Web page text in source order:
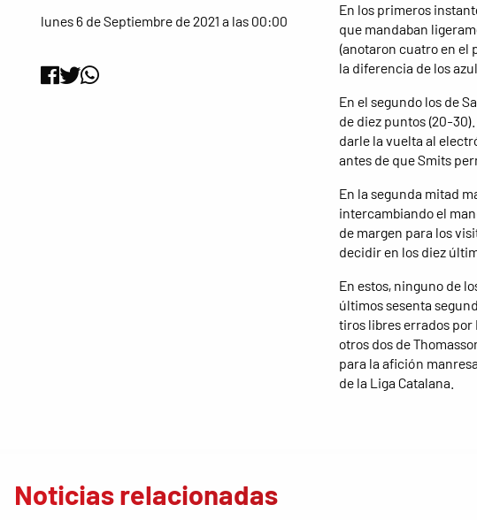
lunes 6 de Septiembre de 2021 a las 00:00
En los primeros
que mandaban
(anotaron cuatro en el
la diferencia de los
En el segundo los de
de diez puntos (20-
darle la vuelta al
antes de que Smits
En la segunda mitad
intercambiando el
de margen para los
decidir en los diez
En estos, ninguno de
últimos sesenta
tiros libres errados por
otros dos de
para la afición
de la Liga Catalana.
Noticias relacionadas